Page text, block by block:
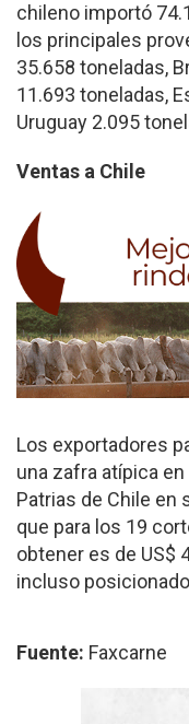
chileno importó
los principales
35.658 toneladas,
11.693 toneladas,
Uruguay 2.095
Ventas a Chile
Los exportadores
una zafra atípica
Patrias de Chile en
que para los 19
obtener es de US$
incluso
Fuente: Faxcarne